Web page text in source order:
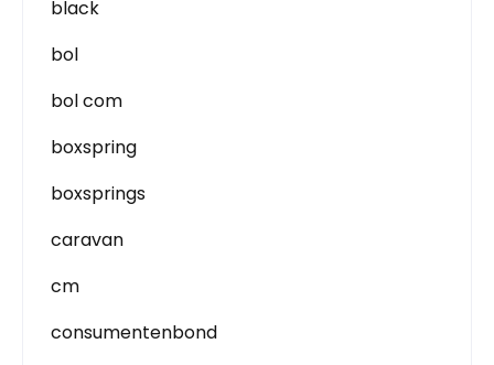
black
bol
bol com
boxspring
boxsprings
caravan
cm
consumentenbond